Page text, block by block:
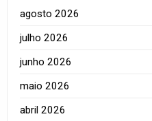
agosto 2026
julho 2026
junho 2026
maio 2026
abril 2026